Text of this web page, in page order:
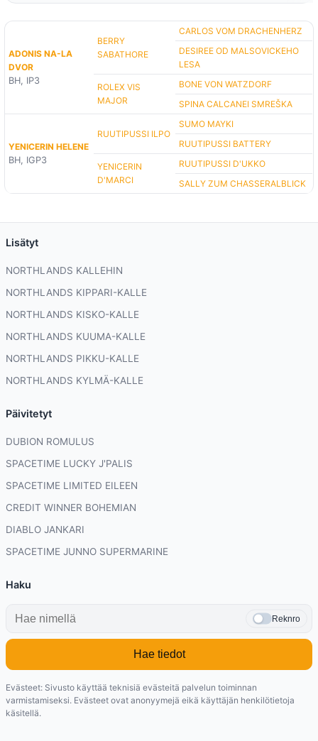
ADONIS NA-LA
DVOR
BH, IP3
BERRY
SABATHORE
CARLOS VOM DRACHENHERZ
DESIREE OD MALSOVICKEHO
LESA
ROLEX VIS
MAJOR
BONE VON WATZDORF
SPINA CALCANEI SMREŠKA
YENICERIN HELENE
BH, IGP3
RUUTIPUSSI ILPO
SUMO MAYKI
RUUTIPUSSI BATTERY
YENICERIN
D'MARCI
RUUTIPUSSI D'UKKO
SALLY ZUM CHASSERALBLICK
Lisätyt
NORTHLANDS KALLEHIN
NORTHLANDS KIPPARI-KALLE
NORTHLANDS KISKO-KALLE
NORTHLANDS KUUMA-KALLE
NORTHLANDS PIKKU-KALLE
NORTHLANDS KYLMÄ-KALLE
Päivitetyt
DUBION ROMULUS
SPACETIME LUCKY J'PALIS
SPACETIME LIMITED EILEEN
CREDIT WINNER BOHEMIAN
DIABLO JANKARI
SPACETIME JUNNO SUPERMARINE
Haku
Reknro
Hae tiedot
Evästeet: Sivusto käyttää teknisiä evästeitä palvelun toiminnan
varmistamiseksi. Evästeet ovat anonyymejä eikä käyttäjän henkilötietoja
käsitellä.